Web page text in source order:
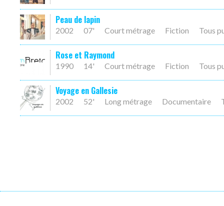
Peau de lapin
2002 07' Court métrage Fiction Tous
Rose et Raymond
1990 14' Court métrage Fiction Tous
Voyage en Gallesie
2002 52' Long métrage Documentaire